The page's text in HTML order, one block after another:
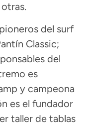
del surf
Classic;
del
es
y campeona
es el fundador
taller de tablas